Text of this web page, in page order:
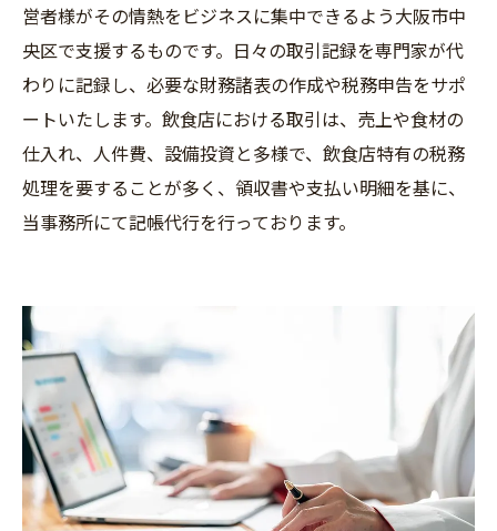
営者様がその情熱をビジネスに集中できるよう大阪市中
央区で支援するものです。日々の取引記録を専門家が代
わりに記録し、必要な財務諸表の作成や税務申告をサポ
ートいたします。飲食店における取引は、売上や食材の
仕入れ、人件費、設備投資と多様で、飲食店特有の税務
処理を要することが多く、領収書や支払い明細を基に、
当事務所にて記帳代行を行っております。